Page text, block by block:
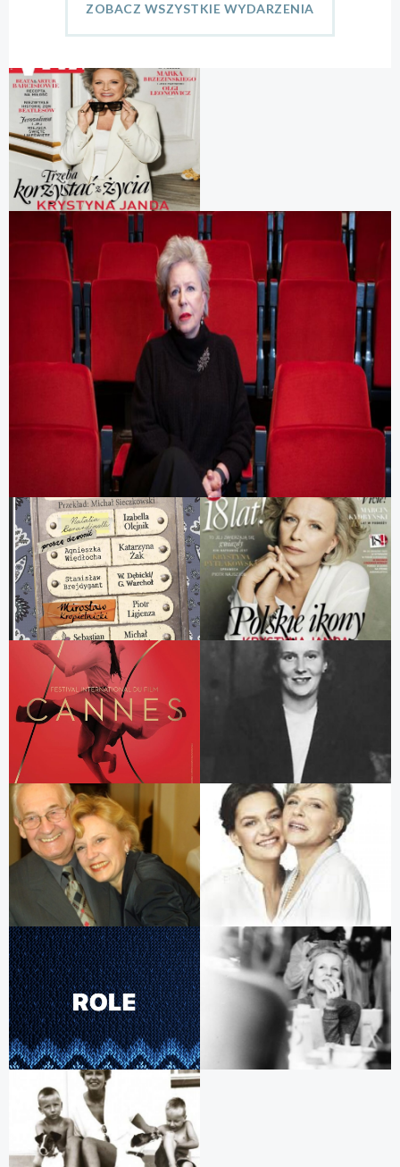
ZOBACZ WSZYSTKIE WYDARZENIA